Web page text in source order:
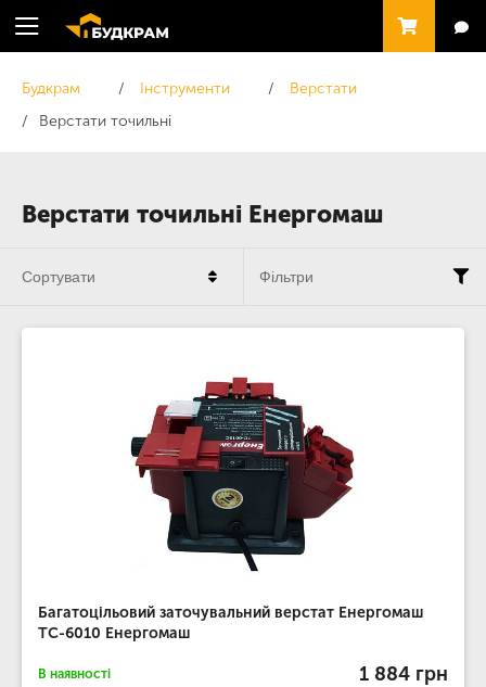
Верстати точильні Енергомаш
Будкрам Інструменти
Верстати
Верстати точильні
Багатоцільовий заточувальний верстат Енергомаш
ТС-6010 Енергомаш
В наявності 1 884 грн
Сортувати Фільтри